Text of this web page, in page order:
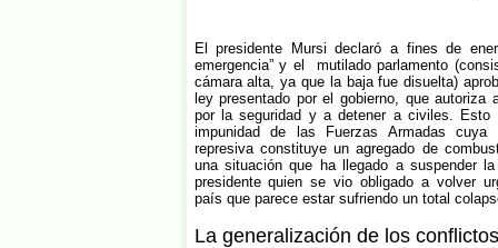
El presidente Mursi declaró a fines de
emergencia” y el mutilado parlamento
cámara alta, ya que la baja fue disuelta)
ley presentado por el gobierno, que autoriza
por la seguridad y a detener a civiles. Esto
impunidad de las Fuerzas Armadas cuya
represiva constituye un agregado de
una situación que ha llegado a suspender
presidente quien se vio obligado a volver
país que parece estar sufriendo un total
La generalización de los conflictos